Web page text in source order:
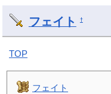
フェイト †
TOP
フェイト